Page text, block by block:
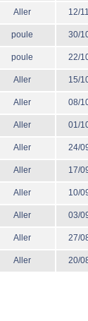
Aller 12/
poule 30/
poule 22/
Aller 15/
Aller 08/
Aller 01/
Aller 24/
Aller 17/
Aller 10/
Aller 03/
Aller 27/
Aller 20/